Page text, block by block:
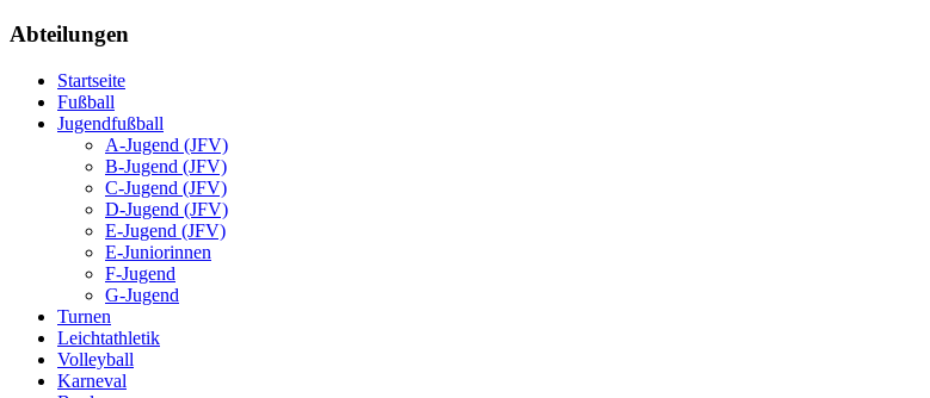
Abteilungen
Startseite
Fußball
Jugendfußball
A-Jugend (JFV)
B-Jugend (JFV)
C-Jugend (JFV)
D-Jugend (JFV)
E-Jugend (JFV)
E-Juniorinnen
F-Jugend
G-Jugend
Turnen
Leichtathletik
Volleyball
Karneval